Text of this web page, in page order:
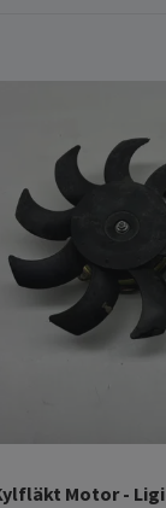
Motor -